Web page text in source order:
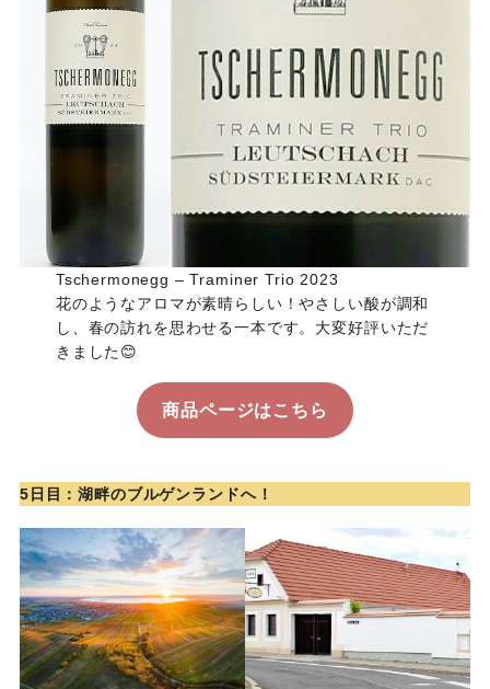
Tschermonegg – Traminer Trio 2023
花のようなアロマが素晴らしい！やさしい酸が調和
し、春の訪れを思わせる一本です。大変好評いただ
きました😊
商品ページはこちら
5日目：湖畔のブルゲンランドへ！